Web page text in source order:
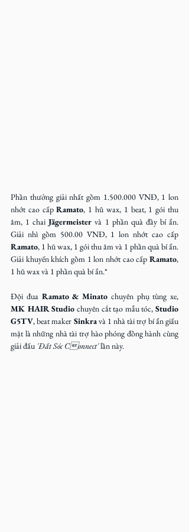
Phần thưởng giải nhất gồm 1.500.000 VNĐ, 1 lon
nhớt cao cấp Ramato, 1 hũ wax, 1 beat, 1 gói thu
âm, 1 chai Jägermeister và 1 phần quà đầy bí ẩn.
Ramato, 1 hũ wax, 1 gói thu âm và 1 phần quà bí ẩn.
Giải khuyến khích gồm 1 lon nhớt cao cấp Ramato,
1 hũ wax và 1 phần quà bí ẩn.*
Đội đua Ramato & Minato
MK HAIR Studio chuyên cắt tạo mẫu tóc, Studio
G5TV, beat maker Sinkra và 1 nhà tài trợ bí ẩn giấu
mặt là những nhà tài trợ hào phóng đồng hành cùng
giải đấu 'Đất Sóc Connect' lần này.